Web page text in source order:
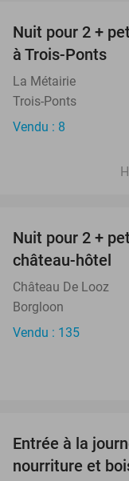
Nuit pour 2 +
à Trois-Ponts
La Métairie
Trois-Ponts
Vendu : 8
Nuit pour 2 +
château-hôtel
Château De Looz
Borgloon
Vendu : 135
Entrée à la
nourriture et